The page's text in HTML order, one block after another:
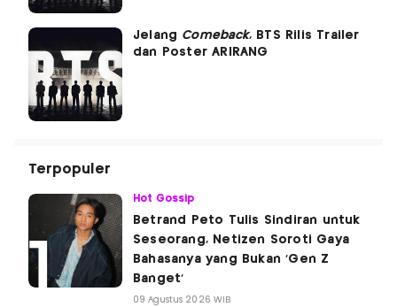
Jelang Comeback, BTS Rilis Trailer
dan Poster ARIRANG
Terpopuler
Hot Gossip
Betrand Peto Tulis Sindiran untuk
Seseorang, Netizen Soroti Gaya
Bahasanya yang Bukan 'Gen Z
Banget'
09 Agustus 2026 WIB